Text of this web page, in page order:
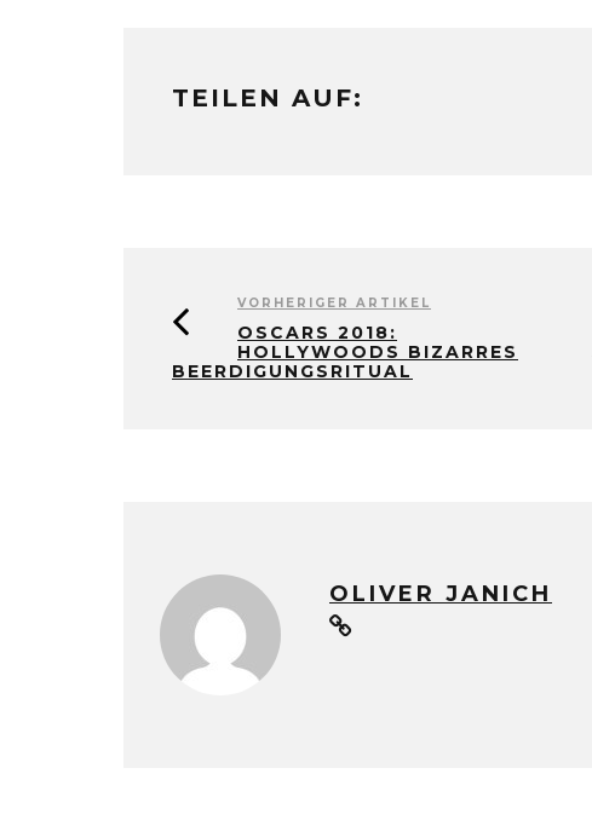
TEILEN AUF:
VORHERIGER ARTIKEL
OSCARS 2018:
HOLLYWOODS BIZARRES
BEERDIGUNGSRITUAL
OLIVER JANICH